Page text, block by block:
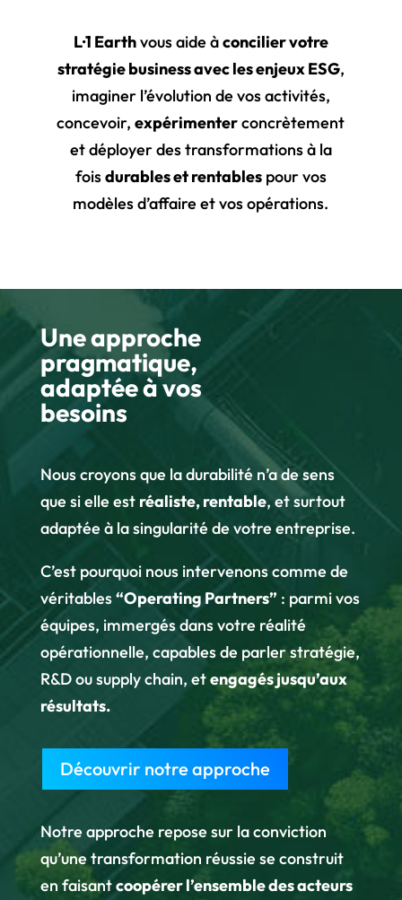
L·1 Earthvous aide àconcilier votre
stratégie business avec les enjeux ESG,
imaginer l’évolution de vos activités,
concevoir,expérimenterconcrètement
et déployer des transformations à la
foisdurables et rentablespour vos
modèles d’affaire et vos opérations.
Une approche
pragmatique,
adaptée à vos
besoins
Nous croyons que la durabilité n’a de sens
que si elle est réaliste, rentable, et surtout
adaptée à la singularité de votre entreprise.
C’est pourquoi nous intervenons comme de
véritables“Operating Partners” : parmi vos
équipes, immergés dans votre réalité
opérationnelle, capables de parler stratégie,
R&D ou supply chain, etengagés jusqu’aux
résultats.
Découvrir notre approche
Notre approche repose sur la conviction
qu’une transformation réussie se construit
en faisantcoopérer l’ensemble des acteurs